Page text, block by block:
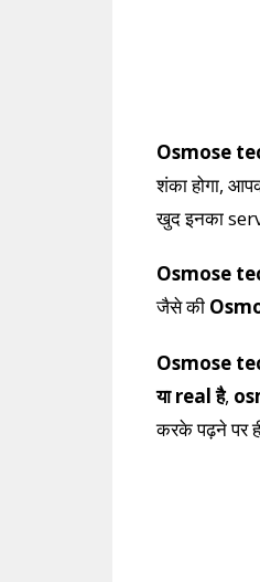
Osmose
शंका होगा,
खुद इनका
Osmose
जैसे की
Osmose
या real है,
करके पढ़ने पर